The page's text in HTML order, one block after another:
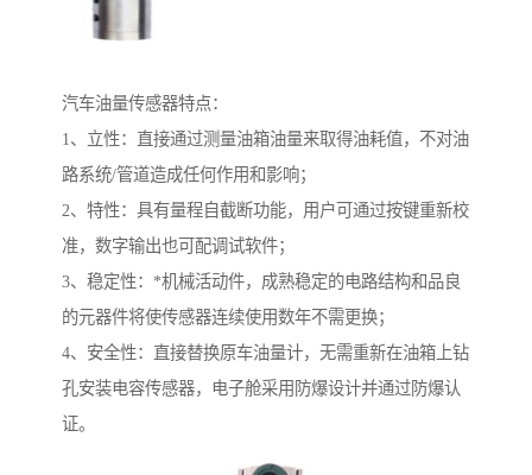
汽车油量传感器特点：
1、立性：直接通过测量油箱油量来取得油耗值，不对油
路系统/管道造成任何作用和影响；
2、特性：具有量程自截断功能，用户可通过按键重新校
准，数字输出也可配调试软件；
3、稳定性：*机械活动件，成熟稳定的电路结构和品良
的元器件将使传感器连续使用数年不需更换；
4、安全性：直接替换原车油量计，无需重新在油箱上钻
孔安装电容传感器，电子舱采用防爆设计并通过防爆认
证。